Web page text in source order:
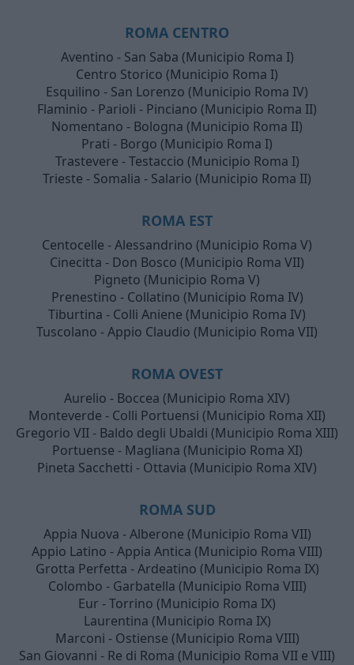
ROMA CENTRO
Aventino - San Saba (Municipio Roma I)
Centro Storico (Municipio Roma I)
Esquilino - San Lorenzo (Municipio Roma IV)
Flaminio - Parioli - Pinciano (Municipio Roma II)
Nomentano - Bologna (Municipio Roma II)
Prati - Borgo (Municipio Roma I)
Trastevere - Testaccio (Municipio Roma I)
Trieste - Somalia - Salario (Municipio Roma II)
ROMA EST
Centocelle - Alessandrino (Municipio Roma V)
Cinecitta - Don Bosco (Municipio Roma VII)
Pigneto (Municipio Roma V)
Prenestino - Collatino (Municipio Roma IV)
Tiburtina - Colli Aniene (Municipio Roma IV)
Tuscolano - Appio Claudio (Municipio Roma VII)
ROMA OVEST
Aurelio - Boccea (Municipio Roma XIV)
Monteverde - Colli Portuensi (Municipio Roma XII)
Gregorio VII - Baldo degli Ubaldi (Municipio Roma XIII)
Portuense - Magliana (Municipio Roma XI)
Pineta Sacchetti - Ottavia (Municipio Roma XIV)
ROMA SUD
Appia Nuova - Alberone (Municipio Roma VII)
Appio Latino - Appia Antica (Municipio Roma VIII)
Grotta Perfetta - Ardeatino (Municipio Roma IX)
Colombo - Garbatella (Municipio Roma VIII)
Eur - Torrino (Municipio Roma IX)
Laurentina (Municipio Roma IX)
Marconi - Ostiense (Municipio Roma VIII)
San Giovanni - Re di Roma (Municipio Roma VII e VIII)